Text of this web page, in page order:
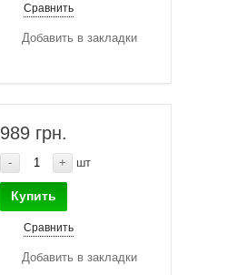
Сравнить
Добавить в закладки
989 грн.
- + шт
Купить
Сравнить
Добавить в закладки